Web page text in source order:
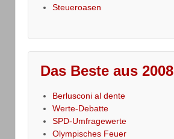
Steueroasen
Das Beste aus 2008
Berlusconi al dente
Werte-Debatte
SPD-Umfragewerte
Olympisches Feuer